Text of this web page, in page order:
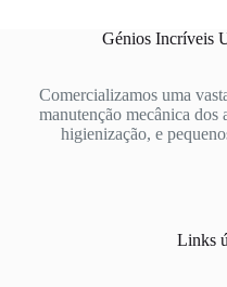
Génios Incríveis
Comercializamos uma
manutenção mecânica dos
higienização, e
Links